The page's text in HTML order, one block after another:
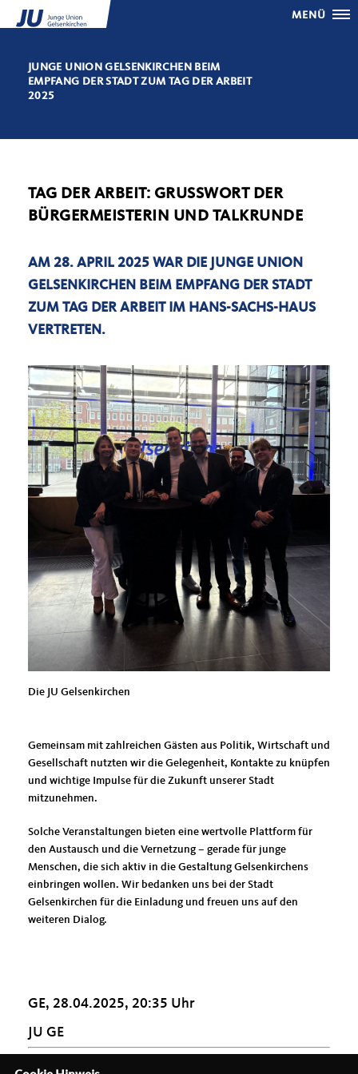
MENÜ
JUNGE UNION GELSENKIRCHEN BEIM
EMPFANG DER STADT ZUM TAG DER ARBEIT
2025
TAG DER ARBEIT: GRUSSWORT DER B
ÜRGERMEISTERIN UND TALKRUNDE
AM 28. APRIL 2025 WAR DIE JUNGE UNION
GELSENKIRCHEN BEIM EMPFANG DER STADT
ZUM TAG DER ARBEIT IM HANS-SACHS-HAUS
VERTRETEN.
Die JU Gelsenkirchen
Gemeinsam mit zahlreichen Gästen aus Politik, Wirtschaft und
Gesellschaft nutzten wir die Gelegenheit, Kontakte zu knüpfen
und wichtige Impulse für die Zukunft unserer Stadt
mitzunehmen.
Solche Veranstaltungen bieten eine wertvolle Plattform für
den Austausch und die Vernetzung – gerade für junge
Menschen, die sich aktiv in die Gestaltung Gelsenkirchens
einbringen wollen. Wir bedanken uns bei der Stadt
Gelsenkirchen für die Einladung und freuen uns auf den
weiteren Dialog.
GE, 28.04.2025, 20:35 Uhr
JU GE